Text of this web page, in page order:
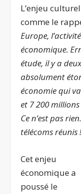
L’enjeu
comme le
Europe,
économique.
étude, il y a
absolument
économie qui
et 7 200
Ce n’est pas
télécoms réunis
Cet enjeu
économique a
poussé le